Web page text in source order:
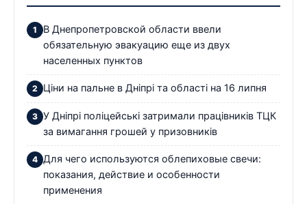
В Днепропетровской области ввели
обязательную эвакуацию еще из двух
населенных пунктов
Ціни на пальне в Дніпрі та області на 16 липня
У Дніпрі поліцейські затримали працівників ТЦК
за вимагання грошей у призовників
Для чего используются облепиховые свечи:
показания, действие и особенности
применения